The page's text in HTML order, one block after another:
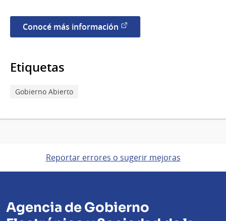
Conocé más información
Etiquetas
Gobierno Abierto
Reportar errores o sugerir mejoras
Agencia de Gobierno